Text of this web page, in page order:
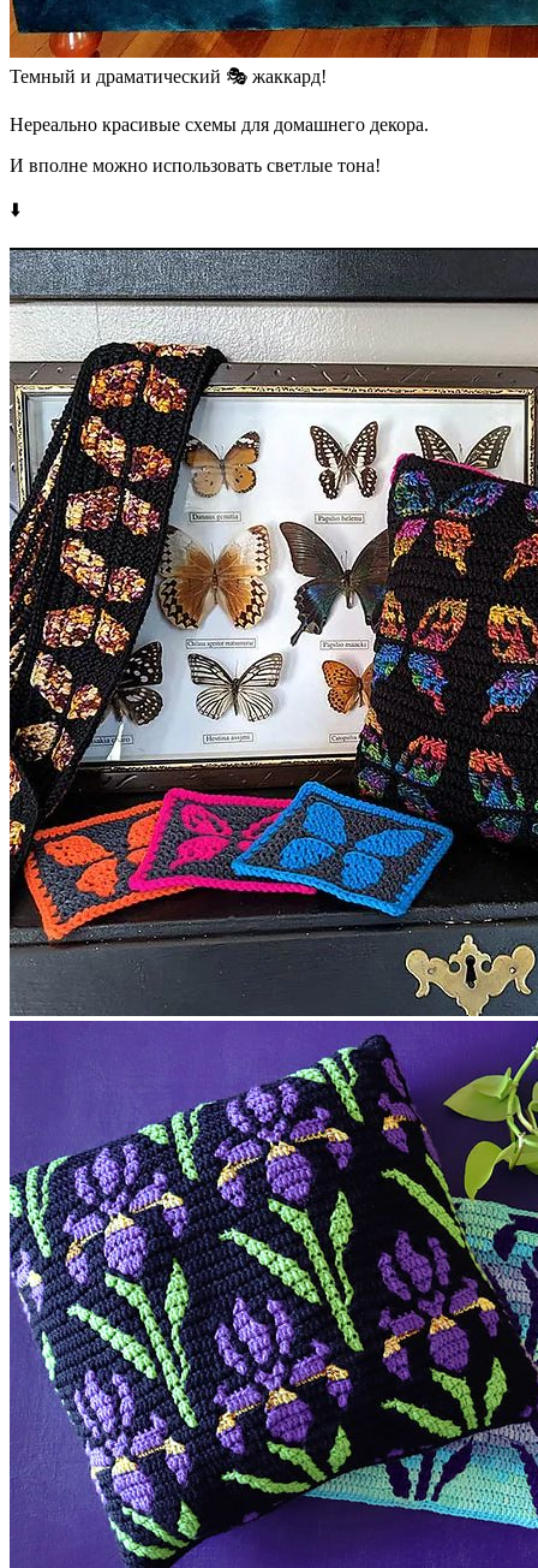
Темный и драматический 🎭 жаккард!
Нереально красивые схемы для домашнего декора.
И вполне можно использовать светлые тона!
⬇️